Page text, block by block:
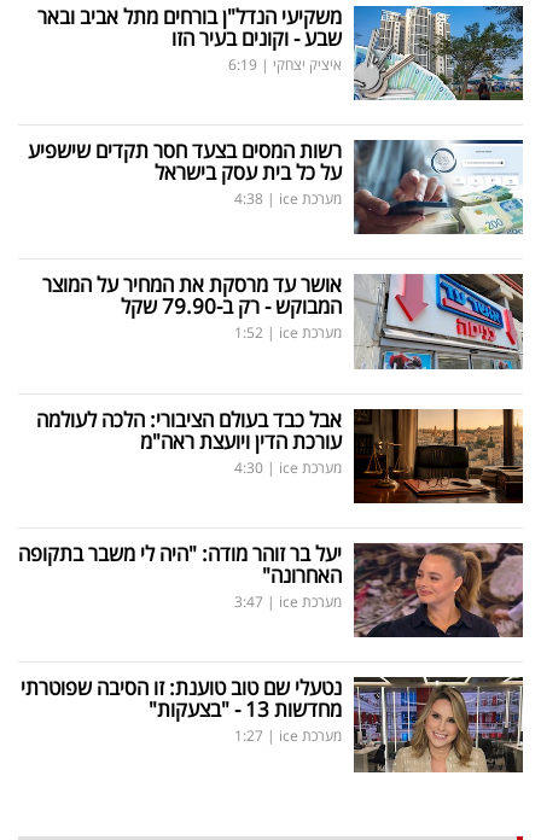
משקיעי הנדל"ן בורחים מתל אביב ובאר
שבע - וקונים בעיר הזו
איציק יצחקי |
6:19
רשות המסים בצעד חסר תקדים שישפיע
על כל בית עסק בישראל
מערכת ice |
4:38
אושר עד מרסקת את המחיר על המוצר
המבוקש - רק ב-79.90 שקל
מערכת ice |
1:52
אבל כבד בעולם הציבורי: הלכה לעולמה
עורכת הדין ויועצת ראה"מ
מערכת ice |
4:30
יעל בר זוהר מודה: "היה לי משבר בתקופה
האחרונה"
מערכת ice |
3:47
נטעלי שם טוב טוענת: זו הסיבה שפוטרתי
מחדשות 13 - "בצעקות"
מערכת ice |
1:27